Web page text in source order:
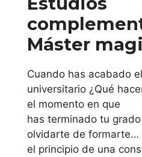
País
Máster
Cuando has acabado
universitario ¿Qué
el momento en que
has terminado tu
olvidarte de formarte…
el principio de una